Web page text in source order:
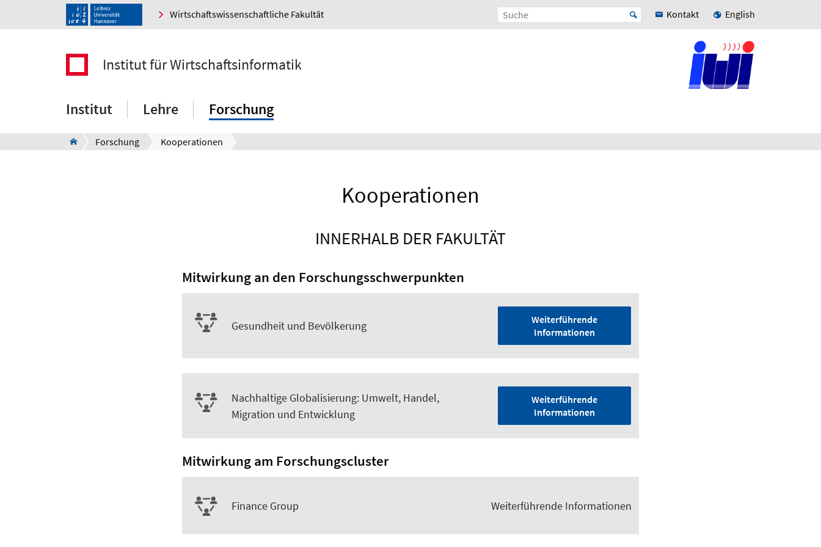
Wirtschaftswissenschaftliche Fakultät Kontakt English
Institut für Wirtschaftsinformatik
Institut Lehre Forschung
Forschung Kooperationen
Kooperationen
INNERHALB DER FAKULTÄT
Mitwirkung an den Forschungsschwerpunkten
Gesundheit und Bevölkerung
Weiterführende
Informationen
Nachhaltige Globalisierung: Umwelt, Handel,
Migration und Entwicklung
Weiterführende
Informationen
Mitwirkung am Forschungscluster
Finance Group Weiterführende Informationen